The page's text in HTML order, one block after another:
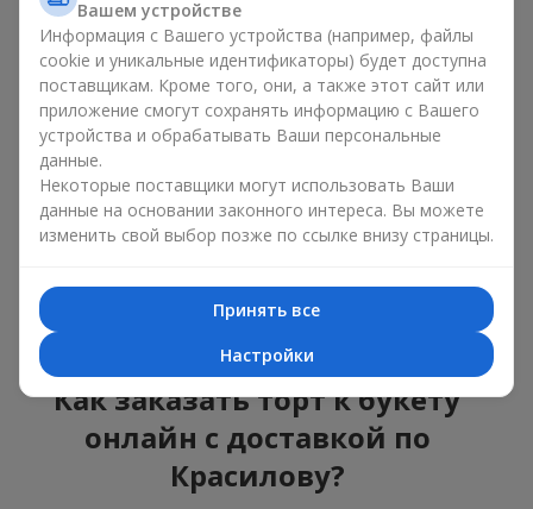
красота и вкус в одном
подарке
Торты с живыми цветами — это современное сочетание
флористики и гастрономической эстетики. Эксклюзивный
десерт в паре с
стильно и подчёркивает значимость события —дня
рождения ,рождения ребёнкаиликорпоратива.
В композиции букет цветов с тортом живые растения
завершает сладкий праздничный акцент. Такой десерт с
украшениями из любимых цветов отлично смотрится и на
праздничном столе, и на фотографиях.
Как заказать торт к букету
онлайн с доставкой по
Красилову?
Вашем устройстве
Информация с Вашего устройства (например, файлы
cookie и уникальные идентификаторы) будет доступна
поставщикам. Кроме того, они, а также этот сайт или
приложение смогут сохранять информацию с Вашего
устройства и обрабатывать Ваши персональные
данные.
Некоторые поставщики могут использовать Ваши
данные на основании законного интереса. Вы можете
изменить свой выбор позже по ссылке внизу страницы.
Принять все
Настройки